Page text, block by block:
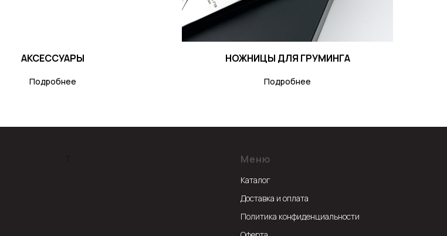
АКСЕССУАРЫ
Подробнее
НОЖНИЦЫ ДЛЯ ГРУМИНГА
Подробнее
Меню
Каталог
Доставка и оплата
Политика конфиденциальности